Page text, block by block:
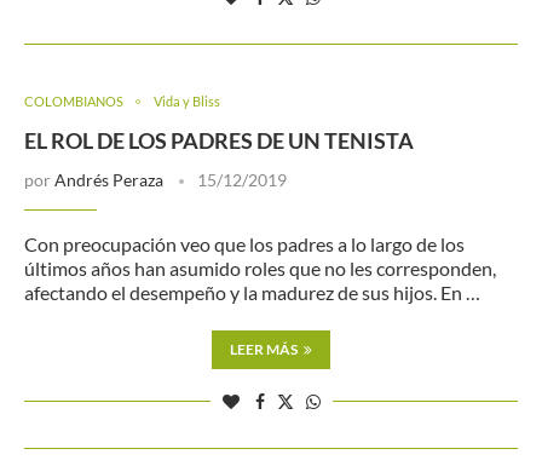
COLOMBIANOS Vida y Bliss
EL ROL DE LOS PADRES DE UN TENISTA
por Andrés Peraza 15/12/2019
Con preocupación veo que los padres a lo largo de los
últimos años han asumido roles que no les corresponden,
afectando el desempeño y la madurez de sus hijos. En …
LEER MÁS